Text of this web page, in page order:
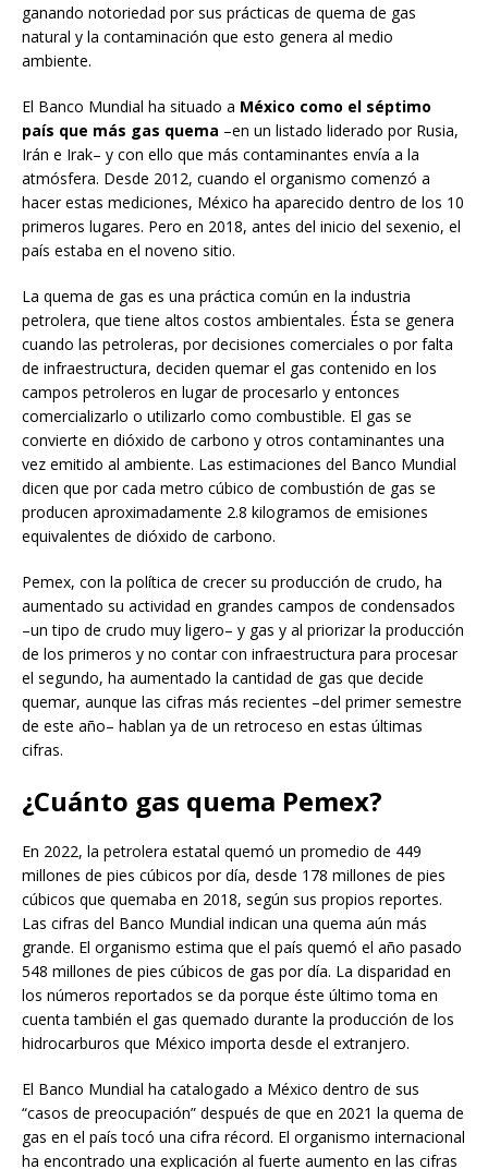
ganando notoriedad por sus prácticas de quema de gas
natural y la contaminación que esto genera al medio
ambiente.
El Banco Mundial ha situado a México como el séptimo
país que más gas quema –en un listado liderado por Rusia,
Irán e Irak– y con ello que más contaminantes envía a la
atmósfera. Desde 2012, cuando el organismo comenzó a
hacer estas mediciones, México ha aparecido dentro de los 10
primeros lugares. Pero en 2018, antes del inicio del sexenio, el
país estaba en el noveno sitio.
La quema de gas es una práctica común en la industria
petrolera, que tiene altos costos ambientales. Ésta se genera
cuando las petroleras, por decisiones comerciales o por falta
de infraestructura, deciden quemar el gas contenido en los
campos petroleros en lugar de procesarlo y entonces
comercializarlo o utilizarlo como combustible. El gas se
convierte en dióxido de carbono y otros contaminantes una
vez emitido al ambiente. Las estimaciones del Banco Mundial
dicen que por cada metro cúbico de combustión de gas se
producen aproximadamente 2.8 kilogramos de emisiones
equivalentes de dióxido de carbono.
Pemex, con la política de crecer su producción de crudo, ha
aumentado su actividad en grandes campos de condensados
–un tipo de crudo muy ligero– y gas y al priorizar la producción
de los primeros y no contar con infraestructura para procesar
el segundo, ha aumentado la cantidad de gas que decide
quemar, aunque las cifras más recientes –del primer semestre
de este año– hablan ya de un retroceso en estas últimas
cifras.
¿Cuánto gas quema Pemex?
En 2022, la petrolera estatal quemó un promedio de 449
millones de pies cúbicos por día, desde 178 millones de pies
cúbicos que quemaba en 2018, según sus propios reportes.
Las cifras del Banco Mundial indican una quema aún más
grande. El organismo estima que el país quemó el año pasado
548 millones de pies cúbicos de gas por día. La disparidad en
los números reportados se da porque éste último toma en
cuenta también el gas quemado durante la producción de los
hidrocarburos que México importa desde el extranjero.
El Banco Mundial ha catalogado a México dentro de sus
“casos de preocupación” después de que en 2021 la quema de
gas en el país tocó una cifra récord. El organismo internacional
ha encontrado una explicación al fuerte aumento en las cifras